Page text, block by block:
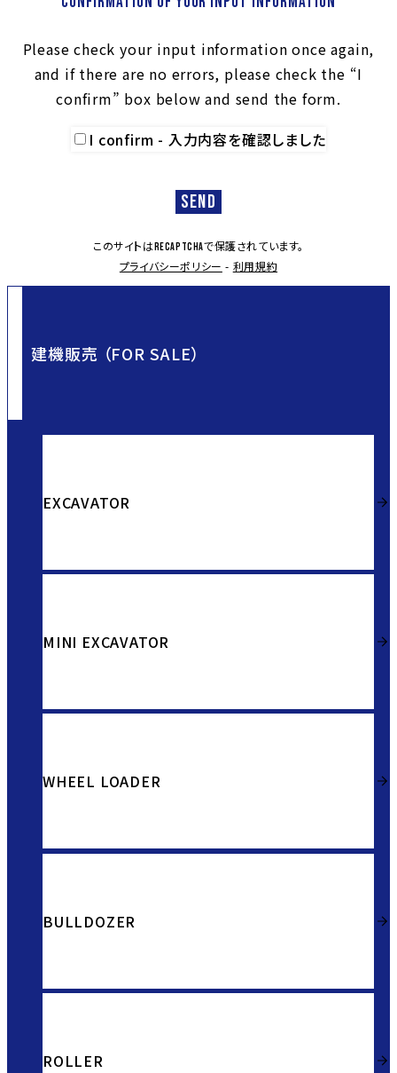
Please check your input information once again,
and if there are no errors, please check the “I
confirm” box below and send the form.
I confirm - 入力内容を確認しました
このサイトはreCAPTCHAで保護されています。
プライバシーポリシー - 利用規約
建機販売 （FOR SALE）
EXCAVATOR
MINI EXCAVATOR
WHEEL LOADER
BULLDOZER
ROLLER